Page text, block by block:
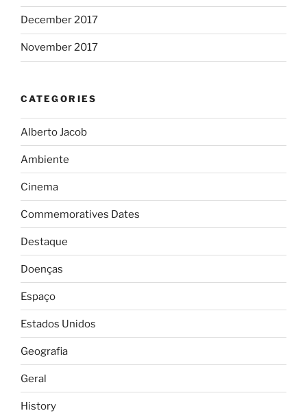
December 2017
November 2017
CATEGORIES
Alberto Jacob
Ambiente
Cinema
Commemoratives Dates
Destaque
Doenças
Espaço
Estados Unidos
Geografia
Geral
History